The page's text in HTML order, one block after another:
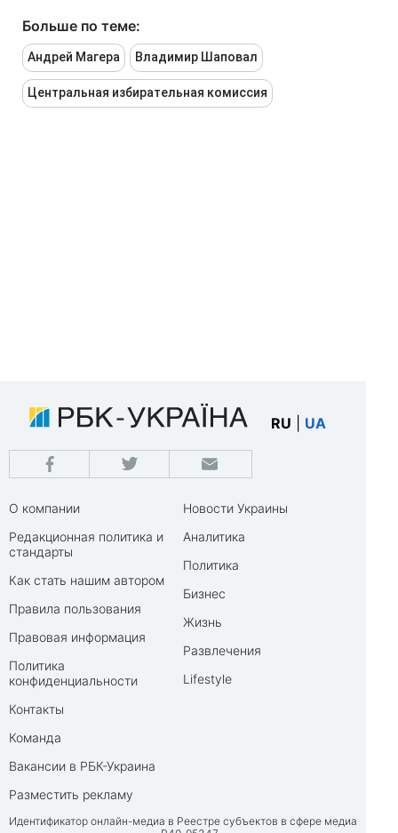
Больше по теме:
Андрей Магера Владимир Шаповал
Центральная избирательная комиссия
RU UA
О компании
Редакционная политика и
стандарты
Как стать нашим автором
Правила пользования
Правовая информация
Политика
конфиденциальности
Контакты
Команда
Вакансии в РБК-Украина
Разместить рекламу
Новости Украины
Аналитика
Политика
Бизнес
Жизнь
Развлечения
Lifestyle
Идентификатор онлайн-медиа в Реестре субъектов в сфере медиа